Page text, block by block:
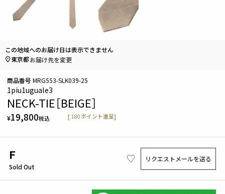
1piu1uguale3
NECK-TIE［BEIGE］
¥19,800税込 [ 180 ポイント進呈]
商品番号 MRG553-SLK039-25
F
Sold Out
リクエストメールを送る
この地域へのお届け日は表示できません
東京都お届け先を変更